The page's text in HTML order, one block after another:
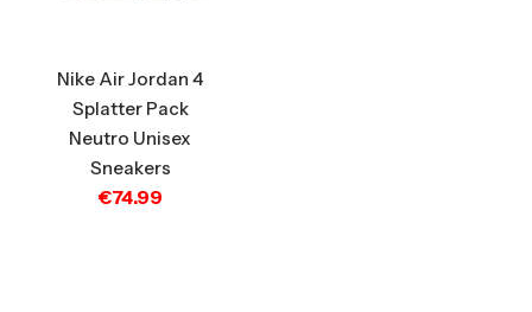
Nike Air Jordan 4
Splatter Pack
Neutro Unisex
Sneakers
€74.99